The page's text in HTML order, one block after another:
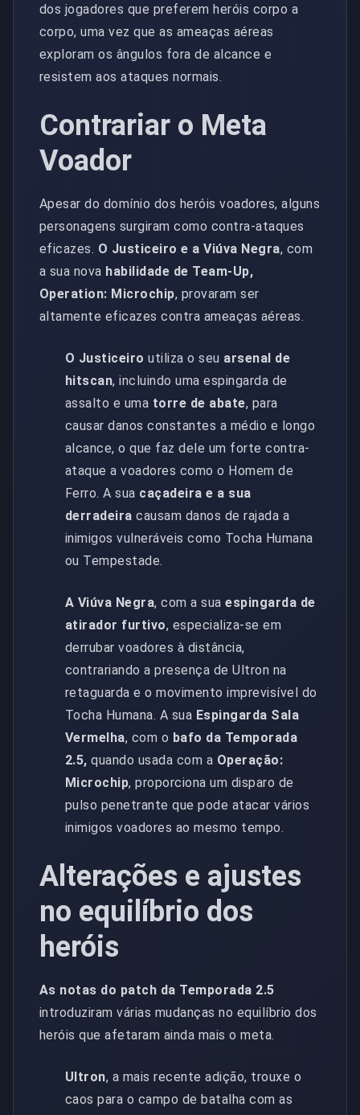
dos jogadores que preferem heróis corpo a
corpo, uma vez que as ameaças aéreas
exploram os ângulos fora de alcance e
resistem aos ataques normais.
Contrariar o Meta
Voador
Apesar do domínio dos heróis voadores, alguns
personagens surgiram como contra-ataques
eficazes. O Justiceiro e a Viúva Negra, com
a sua nova habilidade de Team-Up,
Operation: Microchip, provaram ser
altamente eficazes contra ameaças aéreas.
O Justiceiro utiliza o seu arsenal de
hitscan, incluindo uma espingarda de
assalto e uma torre de abate, para
causar danos constantes a médio e longo
alcance, o que faz dele um forte contra-
ataque a voadores como o Homem de
Ferro. A sua caçadeira e a sua
derradeira causam danos de rajada a
inimigos vulneráveis como Tocha Humana
ou Tempestade.
A Viúva Negra, com a suaespingarda de
atirador furtivo, especializa-se em
derrubar voadores à distância,
contrariando a presença de Ultron na
retaguarda e o movimento imprevisível do
Tocha Humana. A sua Espingarda Sala
Vermelha, com o bafo da Temporada
2.5, quando usada com a Operação:
Microchip, proporciona um disparo de
pulso penetrante que pode atacar vários
inimigos voadores ao mesmo tempo.
Alterações e ajustes
no equilíbrio dos
heróis
As notas do patch da Temporada 2.5
introduziram várias mudanças no equilíbrio dos
heróis que afetaram ainda mais o meta.
Ultron, a mais recente adição, trouxe o
caos para o campo de batalha com as